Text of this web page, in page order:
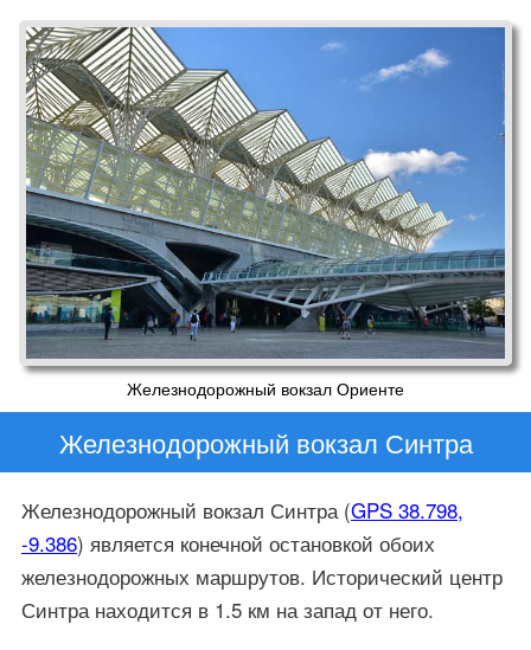
Железнодорожный вокзал Ориенте
Железнодорожный вокзал Синтра
Железнодорожный вокзал Синтра (GPS 38.798,
-9.386) является конечной остановкой обоих
железнодорожных маршрутов. Исторический центр
Синтра находится в 1.5 км на запад от него.